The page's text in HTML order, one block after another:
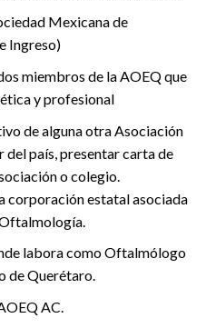
Mexicana de
Ingreso)
miembros de la AOEQ que
y profesional
de alguna otra Asociación
país, presentar carta de
o colegio.
corporación estatal asociada
labora como Oftalmólogo
de Querétaro.
AC.